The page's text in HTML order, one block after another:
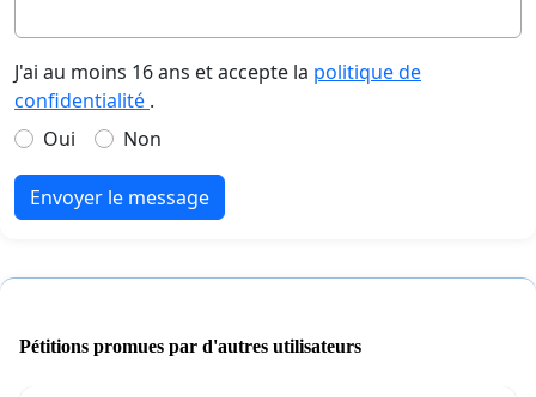
J'ai au moins 16 ans et accepte la politique de
confidentialité .
Oui
Non
Envoyer le message
Pétitions promues par d'autres utilisateurs